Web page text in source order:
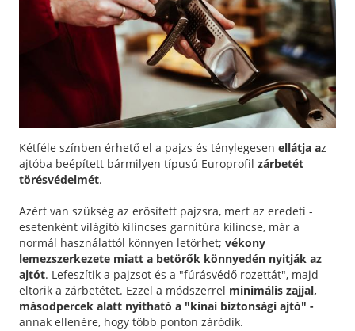
Kétféle színben érhető el a pajzs és ténylegesen ellátja az
ajtóba beépített bármilyen típusú Europrofil zárbetét
törésvédelmét.
Azért van szükség az erősített pajzsra, mert az eredeti -
esetenként világító kilincses garnitúra kilincse, már a
normál használattól könnyen letörhet; vékony
lemezszerkezete miatt a betörők könnyedén nyitják az
ajtót. Lefeszítik a pajzsot és a "fúrásvédő rozettát", majd
eltörik a zárbetétet. Ezzel a módszerrel minimális zajjal,
másodpercek alatt nyitható a "kínai biztonsági ajtó" -
annak ellenére, hogy több ponton záródik.